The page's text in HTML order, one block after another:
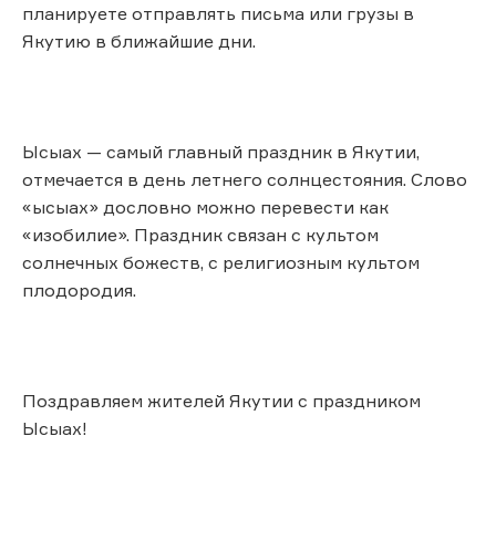
планируете отправлять письма или грузы в
Якутию в ближайшие дни.
Ысыах — самый главный праздник в Якутии,
отмечается в день летнего солнцестояния. Слово
«ысыах» дословно можно перевести как
«изобилие». Праздник связан с культом
солнечных божеств, с религиозным культом
плодородия.
Поздравляем жителей Якутии с праздником
Ысыах!